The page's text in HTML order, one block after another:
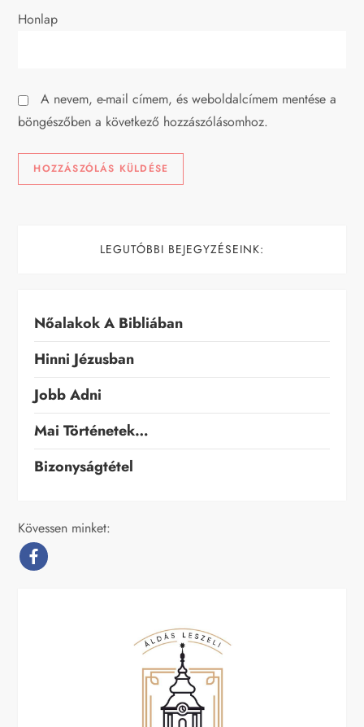
i
Honlap
A nevem, e-mail címem, és weboldalcímem mentése a
böngészőben a következő hozzászólásomhoz.
LEGUTÓBBI BEJEGYZÉSEINK:
Nőalakok A Bibliában
Hinni Jézusban
Jobb Adni
Mai Történetek…
Bizonyságtétel
Kövessen minket: